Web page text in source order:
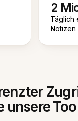
2
Täglich
Notizen
unsere